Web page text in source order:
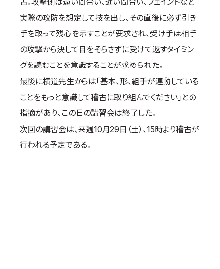
古。攻撃側は遠い間合い、近い間合い、フェイントなど
実際の攻防を想定して技を出し、その直後に必ず引き
手を取って残心を示すことが要求され、受け手は相手
の攻撃から決して目をそらさずに受けて返すタイミン
グを読むことを意識することが求められた。
最後に横道先生からは「基本、形、組手が連動している
ことをもっと意識して稽古に取り組んでください」との
指摘があり、この日の講習会は終了した。
次回の講習会は、来週10月29日（土）、15時より稽古が
行われる予定である。